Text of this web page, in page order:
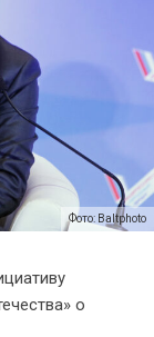
Фото: Baltphoto
о